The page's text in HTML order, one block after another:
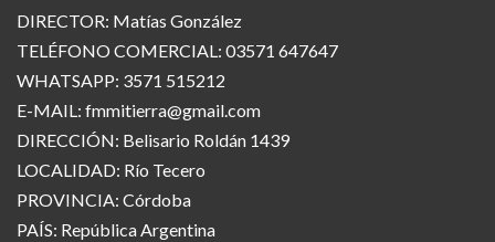
DIRECTOR: Matías González
TELÉFONO COMERCIAL: 03571 647647
WHATSAPP: 3571 515212
E-MAIL: fmmitierra@gmail.com
DIRECCIÓN: Belisario Roldán 1439
LOCALIDAD: Río Tecero
PROVINCIA: Córdoba
PAÍS: República Argentina